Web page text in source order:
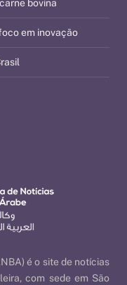
é o site de notícias
com sede em São
bovina
em inovação